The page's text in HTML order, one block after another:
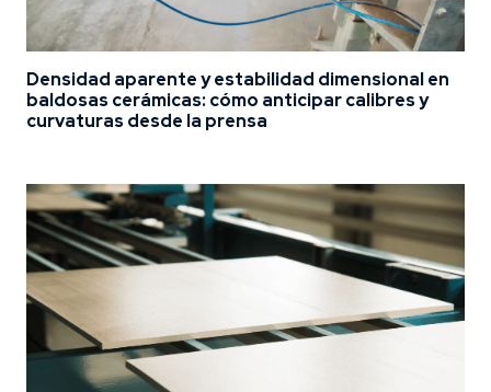
Densidad aparente y estabilidad dimensional en
baldosas cerámicas: cómo anticipar calibres y
curvaturas desde la prensa